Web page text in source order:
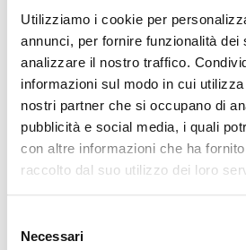
Utilizziamo i cookie per
annunci, per fornire funzionalità dei
analizzare il nostro traffico.
informazioni sul modo in cui
nostri partner che si occupano di
pubblicità e social media, i quali
con altre informazioni che ha
raccolto dal suo utilizzo dei loro
delNecessari